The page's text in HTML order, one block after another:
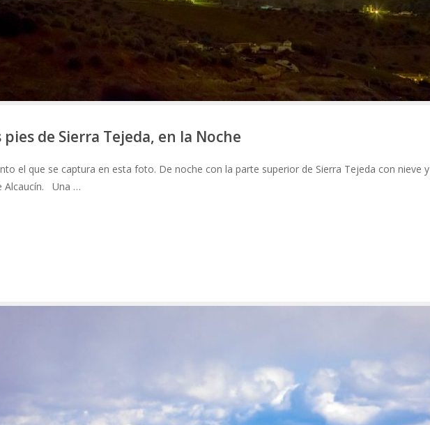
de Sierra Tejeda, en la Noche
el que se captura en esta foto. De noche con la parte superior de Sierra Tejeda con nieve y
Alcaucín. Una …